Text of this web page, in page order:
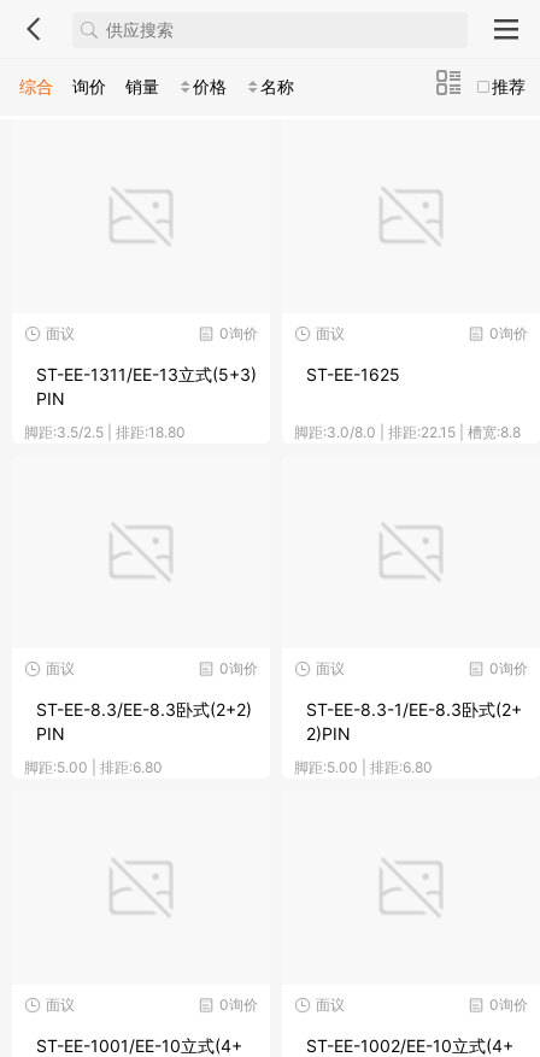
推荐
综合 询价 销量 价格 名称
0询价
面议
ST-EE-1311/EE-13立式(5+3)
PIN
脚距:3.5/2.5 | 排距:18.80
0询价
面议
ST-EE-1625
脚距:3.0/8.0 | 排距:22.15 | 槽宽:8.8
0询价
面议
ST-EE-8.3/EE-8.3卧式(2+2)
PIN
脚距:5.00 | 排距:6.80
0询价
面议
ST-EE-8.3-1/EE-8.3卧式(2+
2)PIN
脚距:5.00 | 排距:6.80
0询价
面议
ST-EE-1001/EE-10立式(4+
0询价
面议
ST-EE-1002/EE-10立式(4+